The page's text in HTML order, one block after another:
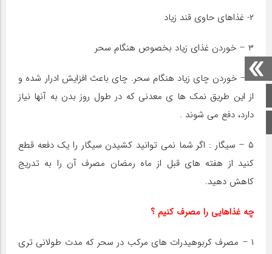
صفحه اصلی
اینستاگرام
۲- غذاهای حاوی قند زیاد
۳ – خوردن غذای زیاد بخصوص هنگام سحر
۴ – خوردن چای زیاد هنگام سحر. چای باعث افزایش ادرار شده و
از این طریق نمک ها ی معدنی که در طول روز بدن به آنها نیاز
دارد، دفع می شوند .
۵ – سیگار : اگر شما نمی توانید کشیدن سیگار را یک دفعه قطع
کنید از هفته های قبل از ماه رمضان مصرف آن را به تدریج
کاهش دهید.
چه غذاهایی را مصرف کنیم ؟
۱ – مصرف کربوهیدرات های مرکب در سحر که مدت طولانی تری